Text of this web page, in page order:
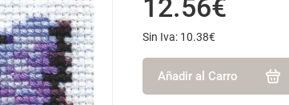
12.56€
Sin Iva: 10.38€
Añadir al Carro